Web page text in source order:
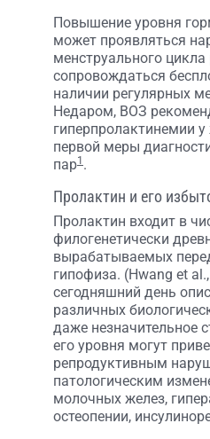
Повышение уровня
может проявляться
менструального цикла
сопровождаться
наличии регулярных
Недаром, ВОЗ
гиперпролактинемии
первой меры
пар1 .
Пролактин и его
Пролактин входит в
филогенетически
вырабатываемых
гипофиза. (Hwang et
сегодняшний день
различных
даже незначительное
его уровня могут
репродуктивным
патологическим
молочных желез,
остеопении,